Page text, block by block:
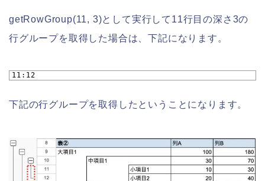
getRowGroup(11, 3)として実行して11行目の深さ3の
行グループを取得した場合は、下記になります。
11:12
下記の行グループを取得したということになります。